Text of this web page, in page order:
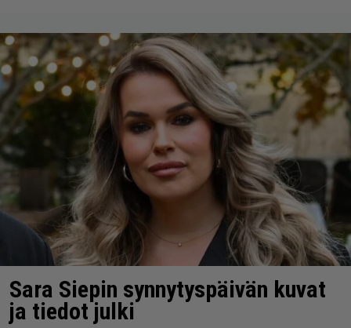
Sara Siepin synnytyspäivän kuvat
ja tiedot julki